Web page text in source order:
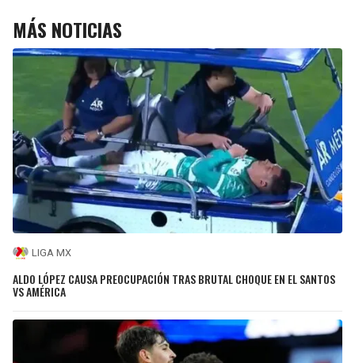
MÁS NOTICIAS
LIGA MX
ALDO LÓPEZ CAUSA PREOCUPACIÓN TRAS BRUTAL CHOQUE EN EL SANTOS
VS AMÉRICA